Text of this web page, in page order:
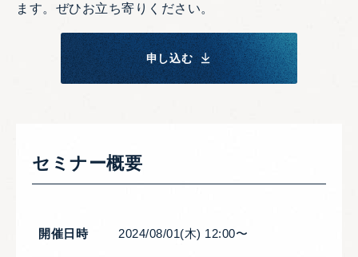
ます。ぜひお立ち寄りください。
申し込む
セミナー概要
開催日時 2024/08/01(木) 12:00〜